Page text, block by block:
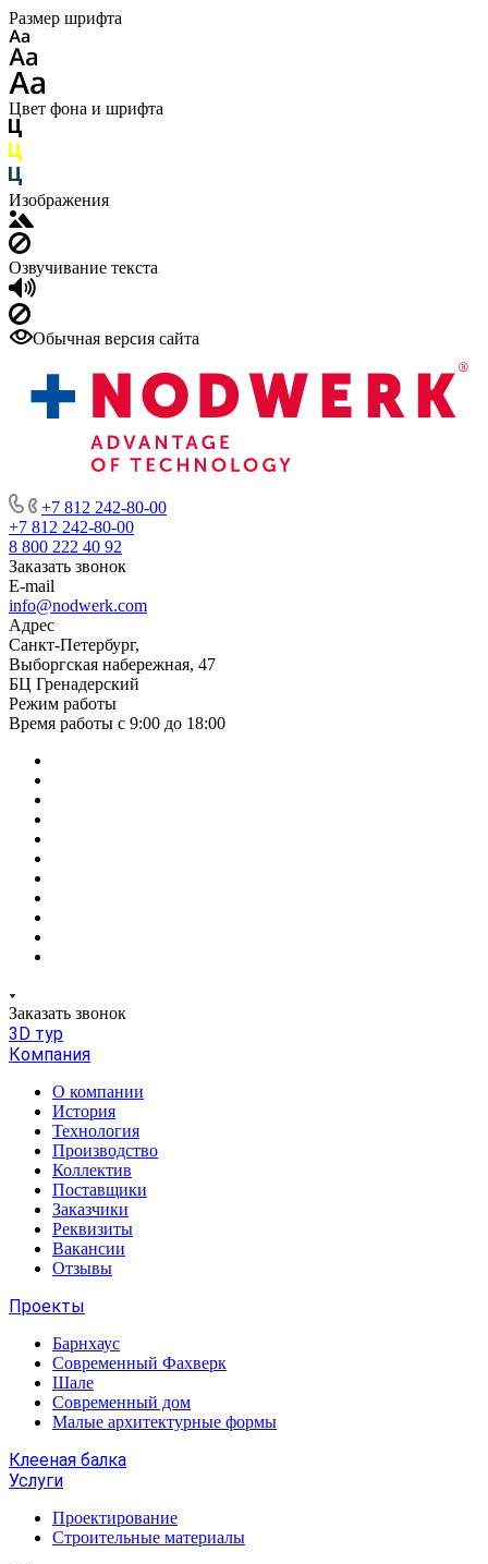
Размер шрифта
Цвет фона и шрифта
Изображения
Озвучивание текста
Обычная версия сайта
+7 812 242-80-00
+7 812 242-80-00
8 800 222 40 92
Заказать звонок
E-mail
info@nodwerk.com
Адрес
Санкт-Петербург,
Выборгская набережная, 47
БЦ Гренадерский
Режим работы
Время работы с 9:00 до 18:00
Заказать звонок
3D тур
Компания
О компании
История
Технология
Производство
Коллектив
Поставщики
Заказчики
Реквизиты
Вакансии
Отзывы
Проекты
Барнхаус
Современный Фахверк
Шале
Современный дом
Малые архитектурные формы
Клееная балка
Услуги
Проектирование
Строительные материалы